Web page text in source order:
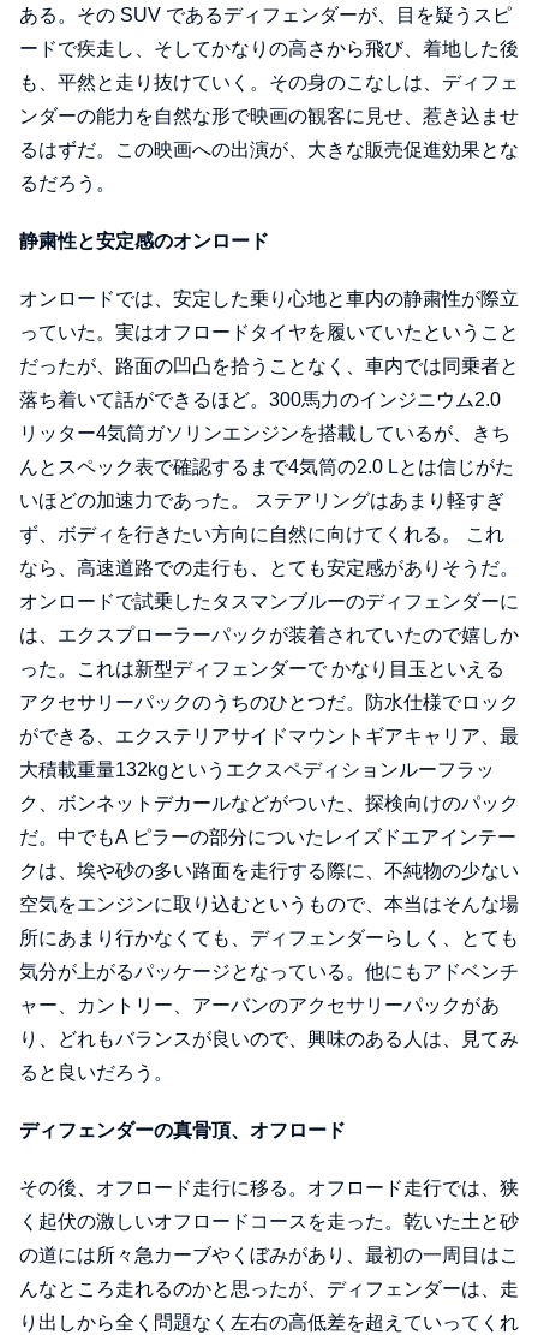
ある。その SUV であるディフェンダーが、目を疑うスピ
ードで疾走し、そしてかなりの高さから飛び、着地した後
も、平然と走り抜けていく。その身のこなしは、ディフェ
ンダーの能力を自然な形で映画の観客に見せ、惹き込ませ
るはずだ。この映画への出演が、大きな販売促進効果とな
るだろう。
静粛性と安定感のオンロード
オンロードでは、安定した乗り心地と車内の静粛性が際立
っていた。実はオフロードタイヤを履いていたということ
だったが、路面の凹凸を拾うことなく、車内では同乗者と
落ち着いて話ができるほど。300馬力のインジニウム2.0
リッター4気筒ガソリンエンジンを搭載しているが、きち
んとスペック表で確認するまで4気筒の2.0 Lとは信じがた
いほどの加速力であった。 ステアリングはあまり軽すぎ
ず、ボディを行きたい方向に自然に向けてくれる。 これ
なら、高速道路での走行も、とても安定感がありそうだ。
オンロードで試乗したタスマンブルーのディフェンダーに
は、エクスプローラーパックが装着されていたので嬉しか
った。これは新型ディフェンダーで かなり目玉といえる
アクセサリーパックのうちのひとつだ。防水仕様でロック
ができる、エクステリアサイドマウントギアキャリア、最
大積載重量132kgというエクスペディションルーフラッ
ク、ボンネットデカールなどがついた、探検向けのパック
だ。中でもA ピラーの部分についたレイズドエアインテー
クは、埃や砂の多い路面を走行する際に、不純物の少ない
空気をエンジンに取り込むというもので、本当はそんな場
所にあまり行かなくても、ディフェンダーらしく、とても
気分が上がるパッケージとなっている。他にもアドベンチ
ャー、カントリー、アーバンのアクセサリーパックがあ
り、どれもバランスが良いので、興味のある人は、見てみ
ると良いだろう。
ディフェンダーの真骨頂、オフロード
その後、オフロード走行に移る。オフロード走行では、狭
く起伏の激しいオフロードコースを走った。乾いた土と砂
の道には所々急カーブやくぼみがあり、最初の一周目はこ
んなところ走れるのかと思ったが、ディフェンダーは、走
り出しから全く問題なく左右の高低差を超えていってくれ